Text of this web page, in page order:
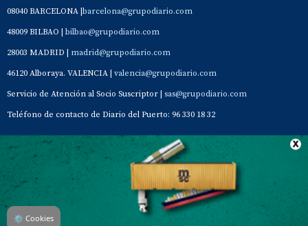
08040 BARCELONA | barcelona@grupodiario.com
48009 BILBAO | bilbao@grupodiario.com
28003 MADRID | madrid@grupodiario.com
46120 Alboraya. VALENCIA | valencia@grupodiario.com
Servicio de Atención al Socio Suscriptor | sas@grupodiario.com
Teléfono de contacto de Diario del Puerto: 96 330 18 32
Contacto Aviso Legal Quiénes somos Política de privacidad
⚙ Cookies